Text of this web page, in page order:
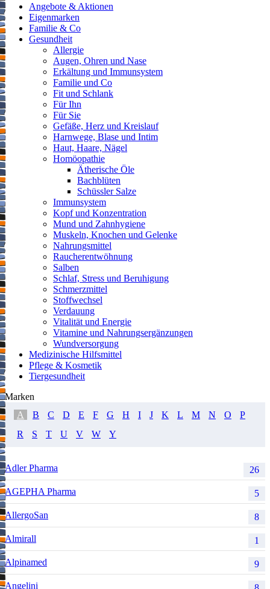
Handarbeit, Schädlingsbekämpfung wird von Hand geregelt
oder durch die Natur selbst. Bei großem Arbeitseinsatz
ergeben sich so lediglich kleine Erträge, hinzu kommen die
kostenpflichtigen Kontrollen der Verbände. Doch was bleibt,
ist ein naturreines ätherisches Öl aus kontrolliert biologischem
Anbau und Wildwuchs, ohne Begünstigung von Monokultur,
direkt aus der Stammpflanze Melaleuca Alternifolia, ohne
Verschnitt mit Ölen anderer Gattung. Nur so lässt sich nach
dem alva-Prinzip ein hochenergetisches und qualitativ
ausgezeichnetes Öl gewinnen.
Angebote & Aktionen
Eigenmarken
Familie & Co
Gesundheit
Allergie
Augen, Ohren und Nase
Erkältung und Immunsystem
Familie und Co
Fit und Schlank
Für Ihn
Für Sie
Gefäße, Herz und Kreislauf
Harnwege, Blase und Intim
Haut, Haare, Nägel
Homöopathie
Ätherische Öle
Bachblüten
Schüssler Salze
Immunsystem
Kopf und Konzentration
Mund und Zahnhygiene
Muskeln, Knochen und Gelenke
Nahrungsmittel
Raucherentwöhnung
Salben
Schlaf, Stress und Beruhigung
Schmerzmittel
Stoffwechsel
Verdauung
Vitalität und Energie
Vitamine und Nahrungsergänzungen
Wundversorgung
Medizinische Hilfsmittel
Pflege & Kosmetik
Tiergesundheit
Marken
A
B C D E F G H I J K L M N O
P
R
S T U V W Y
Adler Pharma 26
AGEPHA Pharma 5
AllergoSan 8
Almirall 1
Alpinamed 9
Angelini